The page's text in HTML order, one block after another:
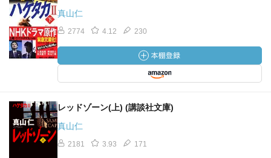
真山仁
2774 4.12 230
レッドゾーン(上) (講談社文庫)
真山仁
2181 3.93 171